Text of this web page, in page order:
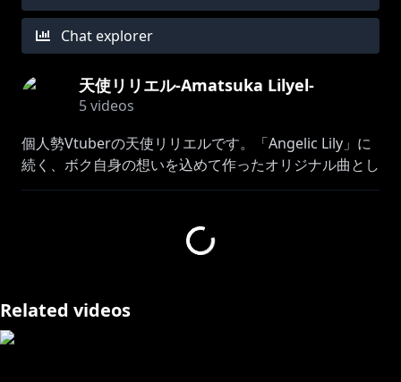
Chat explorer
天使リリエル-Amatsuka Lilyel-
5videos
個人勢Vtuberの天使リリエルです。「Angelic Lily」に
続く、ボク自身の想いを込めて作ったオリジナル曲とし
ては2曲目となる「Skyhigh」公開！！！
動画はRapid氏に依頼させていただきました。
👇Boothでの音源販売(フル・instrumental)＆ジャケッ
Related videos